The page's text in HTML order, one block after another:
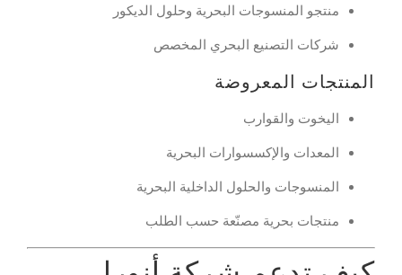
منتجو المنسوجات البحرية وحلول الديكور
شركات التصنيع البحري المخصص
المنتجات المعروضة
اليخوت والقوارب
المعدات والإكسسوارات البحرية
المنسوجات والحلول الداخلية البحرية
منتجات بحرية مصنّعة حسب الطلب